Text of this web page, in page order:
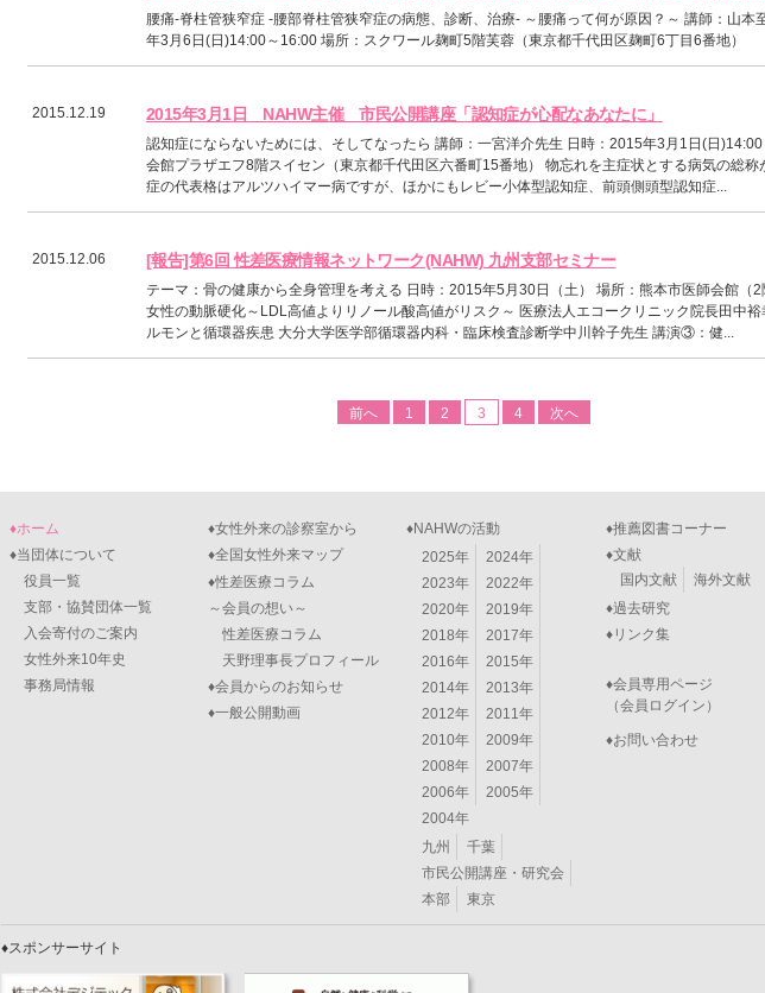
腰痛-脊柱管狭窄症 -腰部脊柱管狭窄症の病態、診断、治療- ～腰痛って何が原因？～ 講師：山本
年3月6日(日)14:00～16:00 場所：スクワール麹町5階芙蓉（東京都千代田区麹町6丁目6番地）
2015.12.19 2015年3月1日 NAHW主催 市民公開講座「認知症が心配なあなたに」
認知症にならないためには、そしてなったら 講師：一宮洋介先生 日時：2015年3月1日(日
会館プラザエフ8階スイセン（東京都千代田区六番町15番地） 物忘れを主症状とする病気の総称
症の代表格はアルツハイマー病ですが、ほかにもレビー小体型認知症、前頭側頭型認知症...
2015.12.06 [報告]第6回 性差医療情報ネットワーク(NAHW) 九州支部セミナー
テーマ：骨の健康から全身管理を考える 日時：2015年5月30日（土） 場所：熊本市医師会館（
女性の動脈硬化～LDL高値よりリノール酸高値がリスク～ 医療法人エコークリニック院長田中
ルモンと循環器疾患 大分大学医学部循環器内科・臨床検査診断学中川幹子先生 講演③：健...
前へ 1 2 3 4 次へ
♦ホーム
♦当団体について
役員一覧
支部・協賛団体一覧
入会寄付のご案内
女性外来10年史
事務局情報
♦女性外来の診察室から
♦全国女性外来マップ
♦性差医療コラム
～会員の想い～
性差医療コラム
天野理事長プロフィール
♦会員からのお知らせ
♦一般公開動画
♦NAHWの活動
2025年
2024年
2023年
2022年
2020年
2019年
2018年
2017年
2016年
2015年
2014年
2013年
2012年
2011年
2010年
2009年
2008年
2007年
2006年
2005年
2004年
九州
千葉
市民公開講座・研究会
本部
東京
♦推薦図書コーナー
♦文献
国内文献
海外文献
♦過去研究
♦リンク集
♦会員専用ページ
（会員ログイン）
♦お問い合わせ
♦スポンサーサイト